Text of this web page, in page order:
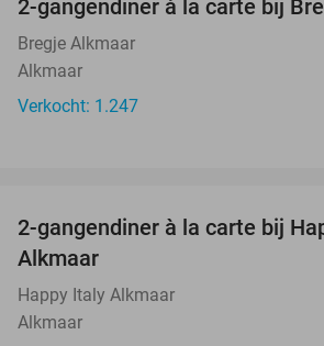
2-gangendiner à la carte bij
Bregje Alkmaar
Alkmaar
Verkocht: 1.247
2-gangendiner à la carte bij
Alkmaar
Happy Italy Alkmaar
Alkmaar